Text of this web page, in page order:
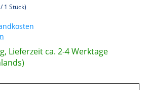
1 Stück)
Lieferzeit ca. 2-4 Werktage